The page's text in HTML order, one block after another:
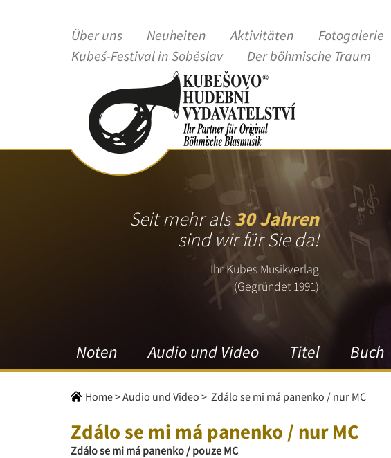
Über uns Neuheiten Aktivitäten Fotogalerie
Kubeš-Festival in Soběslav
Der böhmische Traum
Seit mehr als30 Jahren
sind wir für Sie da!
Ihr Kubes Musikverlag
(Gegründet 1991)
Noten Audio und Video Titel Buch
Home>Audio und Video > Zdálo se mi má panenko / nur MC
Zdálo se mi má panenko / nur MC
Zdálo se mi má panenko / pouze MC